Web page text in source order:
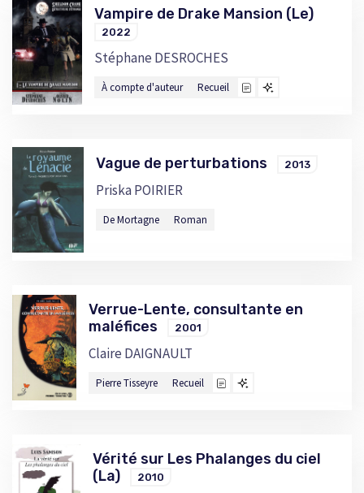
Vampire de Drake Mansion (Le)
2022
Stéphane DESROCHES
À compte d'auteur Recueil
Vague de perturbations 2013
Priska POIRIER
De Mortagne Roman
Verrue-Lente, consultante en
maléfices
2001
Claire DAIGNAULT
Pierre Tisseyre Recueil
Vérité sur Les Phalanges du ciel
(La)
2010